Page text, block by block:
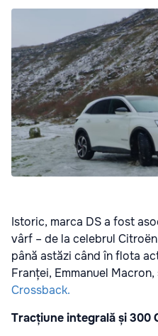
Istoric, marca DS a fost
vârf – de la celebrul
până astăzi când în flota
Franței, Emmanuel Macron,
Crossback.
Tracțiune integrală și 300